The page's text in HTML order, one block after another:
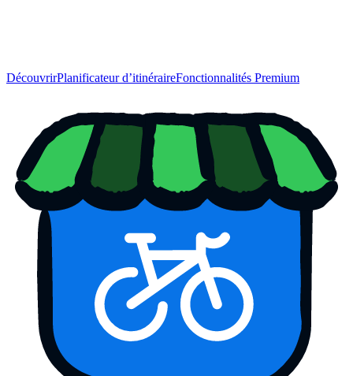
DécouvrirPlanificateur d’itinéraireFonctionnalités Premium